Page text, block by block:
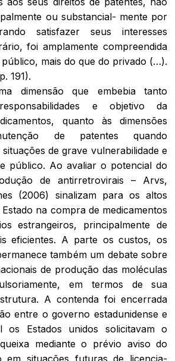
ou substancial- mente por
satisfazer seus interesses
foi amplamente compreendida
mais do que do privado (…).
191).
dimensão que embebia tanto
e objetivo da
quanto às dimensões
de patentes quando
de grave vulnerabilidade e
público. Ao avaliar o potencial do
de antirretrovirais – Arvs,
(2006) sinalizam para os altos
na compra de medicamentos
estrangeiros, principalmente de
eficientes. A parte os custos, os
também um debate sobre
de produção das moléculas
em termos de sua
A contenda foi encerrada
entre o governo estadunidense e
os Estados unidos solicitavam o
mediante o prévio aviso do
em situações futuras de licencia-